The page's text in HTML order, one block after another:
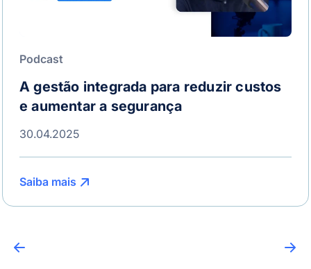
Podcast
A gestão integrada para reduzir custos
e aumentar a segurança
30.04.2025
Saiba mais